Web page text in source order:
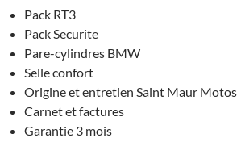
Pack RT3
Pack Securite
Pare-cylindres BMW
Selle confort
Origine et entretien Saint Maur Motos
Carnet et factures
Garantie 3 mois